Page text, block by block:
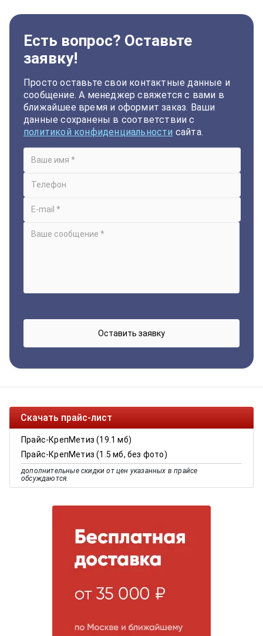
Есть вопрос? Оставьте
заявку!
Просто оставьте свои контактные данные и
сообщение. А менеджер свяжется с вами в
ближайшее время и оформит заказ. Ваши
данные сохранены в соответствии с
политикой конфиденциальности сайта.
Скачать прайс-лист
Прайс-КрепМетиз (19.1 мб)
Прайс-КрепМетиз (1.5 мб, без фото)
дополнительные скидки от цен указанных в прайсе
обсуждаются.